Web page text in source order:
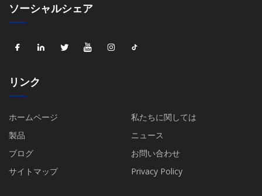
ソーシャルシェア
リンク
ホームページ
私たちに関しては
製品
ニュース
ブログ
お問い合わせ
サイトマップ
Privacy Policy